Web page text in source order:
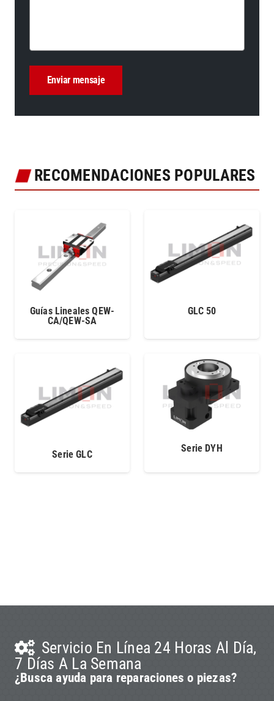
RECOMENDACIONES POPULARES
Guías Lineales QEW-
CA/QEW-SA
GLC 50
Serie GLC Serie DYH
Servicio En Línea 24 Horas Al Día,
7 Días A La Semana
¿Busca ayuda para reparaciones o piezas?